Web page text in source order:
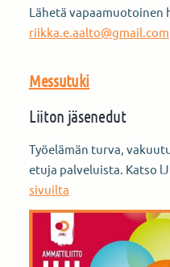
Lähetä vapaamuotoinen
riikka.e.aalto@gmail.com
Messutuki
Liiton jäsenedut
Työelämän turva,
etuja palveluista. Katso
sivuilta